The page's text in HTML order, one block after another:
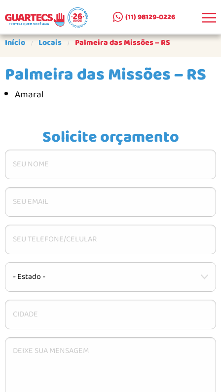
(11) 98129-0226
EMPRESA
SEJA UM PARCEIRO
PRODUTOS
CERCA DE SUPERFÍCIE AS
COMO COMPRAR
CARACTERÍSTICAS
INSTALAÇÃO
CONTATO
Início Locais Palmeira das Missões – RS
Palmeira das Missões – RS
Amaral
Solicite orçamento